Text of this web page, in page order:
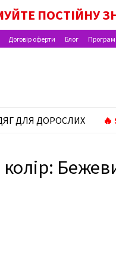
ПОСТІЙНУ
НА
Договір оферти Блог
ДЛЯ ДОРОСЛИХ 🔥